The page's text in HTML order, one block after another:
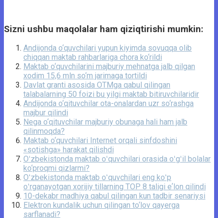
Sizni ushbu maqolalar ham qiziqtirishi mumkin:
Andijonda o‘quvchilari yupun kiyimda sovuqqa olib
chiqqan maktab rahbarlariga chora ko‘rildi
Maktab o‘quvchilarini majburiy mehnatga jalb qilgan
xodim 15,6 mln so‘m jarimaga tortildi
Davlat granti asosida OTMga qabul qilingan
talabalarning 50 foizi bu yilgi maktab bitiruvchilaridir
Andijonda o‘qituvchilar ota-onalardan uzr so‘rashga
majbur qilindi
Nega o‘qituvchilar majburiy obunaga hali ham jalb
qilinmoqda?
Maktab o‘quvchilari Internet orqali sinfdoshini
«sotishga» harakat qilishdi
Oʻzbekistonda maktab oʻquvchilari orasida oʻgʻil bolalar
ko‘proqmi qizlarmi?
Oʻzbekistonda maktab oʻquvchilari eng koʻp
oʻrganayotgan xorijiy tillarning TOP 8 taligi eʼlon qilindi
10-dekabr madhiya qabul qilingan kun tadbir senariysi
Elektron kundalik uchun qilingan to‘lov qayerga
sarflanadi?